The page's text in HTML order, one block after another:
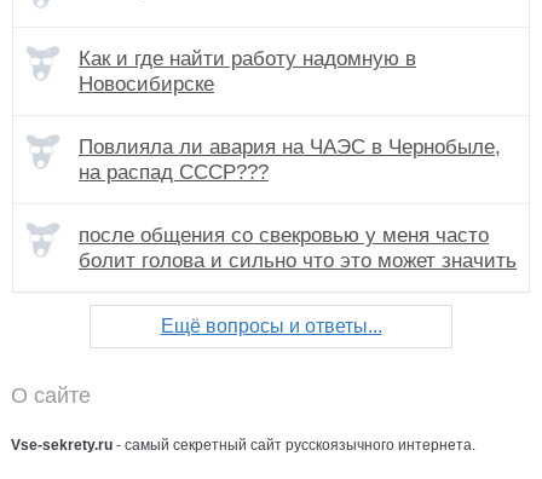
Как и где найти работу надомную в
Новосибирске
Повлияла ли авария на ЧАЭС в Чернобыле,
на распад СССР???
после общения со свекровью у меня часто
болит голова и сильно что это может значить
Ещё вопросы и ответы...
О сайте
Vse-sekrety.ru - самый секретный сайт русcкоязычного интернета.